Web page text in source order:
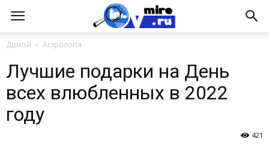
Домой Астрологія
Лучшие подарки на День
всех влюбленных в 2022
году
421